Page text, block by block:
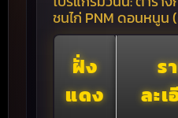
ชนไก่ PNM ดอนหนูน
ฝั่ง
แดง
ร
ละ